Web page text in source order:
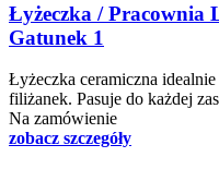
Łyżeczka / Pracownia
Gatunek 1
Łyżeczka ceramiczna
filiżanek. Pasuje do każdej
Na zamówienie
zobacz szczegóły